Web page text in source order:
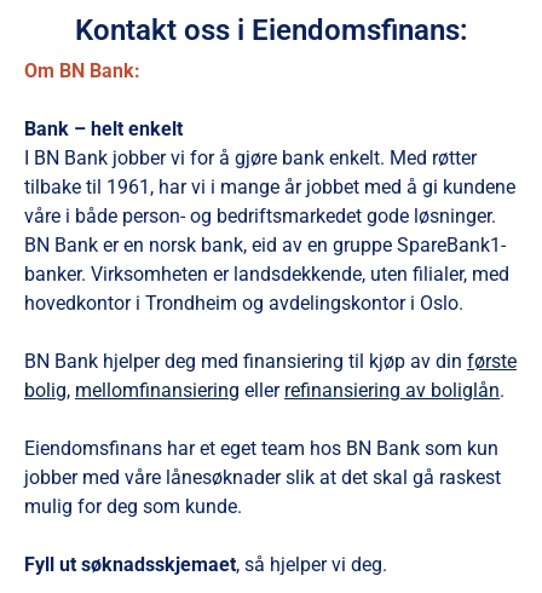
Kontakt oss i Eiendomsfinans:
Om BN Bank:
Bank – helt enkelt
I BN Bank jobber vi for å gjøre bank enkelt. Med røtter
tilbake til 1961, har vi i mange år jobbet med å gi kundene
våre i både person- og bedriftsmarkedet gode løsninger.
BN Bank er en norsk bank, eid av en gruppe SpareBank1-
banker. Virksomheten er landsdekkende, uten filialer, med
hovedkontor i Trondheim og avdelingskontor i Oslo.
BN Bank hjelper deg med finansiering til kjøp av din første
bolig, mellomfinansiering eller refinansiering av boliglån.
Eiendomsfinans har et eget team hos BN Bank som kun
jobber med våre lånesøknader slik at det skal gå raskest
mulig for deg som kunde.
Fyll ut søknadsskjemaet, så hjelper vi deg.